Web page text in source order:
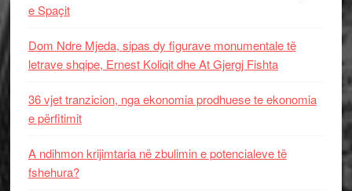
e Spaçit
Dom Ndre Mjeda, sipas dy figurave monumentale të
letrave shqipe, Ernest Koliqit dhe At Gjergj Fishta
36 vjet tranzicion, nga ekonomia prodhuese te ekonomia
e përfitimit
A ndihmon krijimtaria në zbulimin e potencialeve të
fshehura?